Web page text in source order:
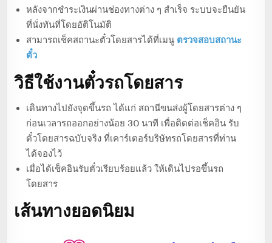
หลังจากชำระเงินผ่านช่องทางต่าง ๆ สำเร็จ ระบบจะยืนยัน
ที่นั่งทันที่โดยอัติโนมัติ
สามารถเช็คสถานะตั๋วโดยสารได้ที่เมนู ตรวจสอบสถานะ
ตั๋ว
วิธีใช้งานตั๋วรถโดยสาร
เดินทางไปยังจุดขึ้นรถ ได้แก่ สถานีขนส่งผู้โดยสารต่าง ๆ
ก่อนเวลารถออกอย่างน้อย 30 นาที เพื่อติดต่อเช็คอิน รับ
ตั๋วโดยสารฉบับจริง ที่เคาร์เตอร์บริษัทรถโดยสารที่ท่าน
ได้จองไว้
เมื่อได้เช็คอินรับตั๋วเรียบร้อยแล้ว ให้เดินไปรอขึ้นรถ
โดยสาร
เส้นทางยอดนิยม